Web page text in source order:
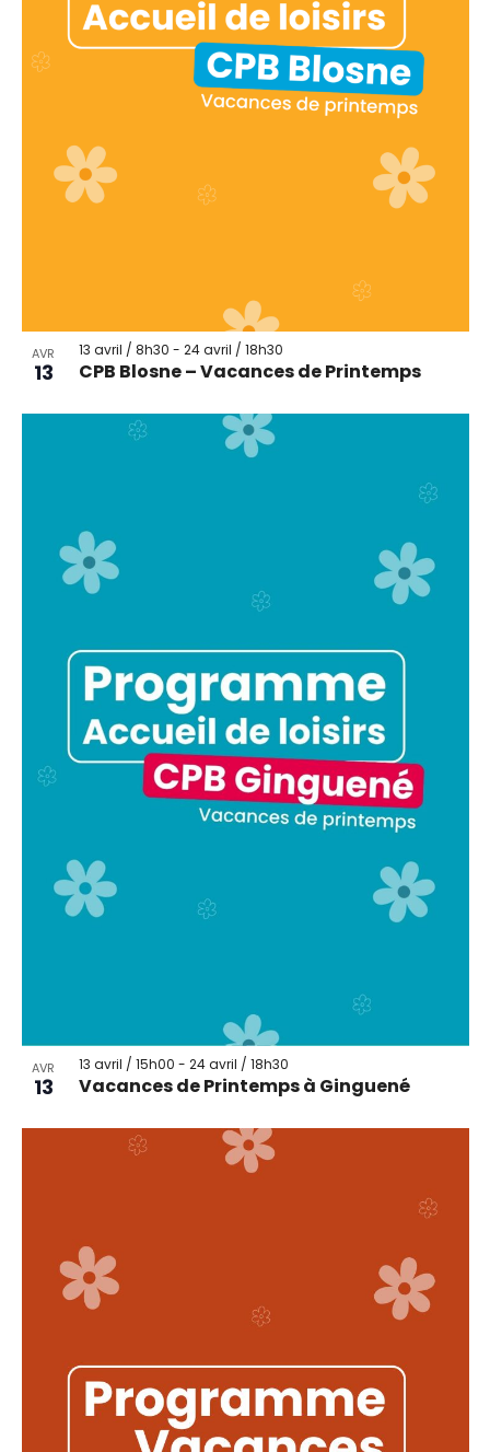
AVR
13 CPB Blosne – Vacances de Printemps
13 avril / 8h30 - 24 avril / 18h30
AVR
13 Vacances de Printemps à Ginguené
13 avril / 15h00 - 24 avril / 18h30